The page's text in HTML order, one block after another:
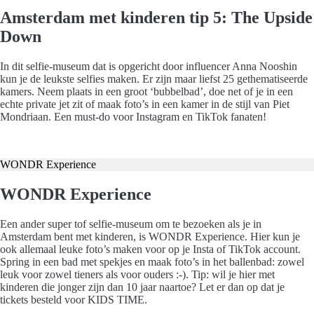
Amsterdam met kinderen tip 5: The Upside
Down
In dit selfie-museum dat is opgericht door influencer Anna Nooshin
kun je de leukste selfies maken. Er zijn maar liefst 25 gethematiseerde
kamers. Neem plaats in een groot ‘bubbelbad’, doe net of je in een
echte private jet zit of maak foto’s in een kamer in de stijl van Piet
Mondriaan. Een must-do voor Instagram en TikTok fanaten!
WONDR Experience
WONDR Experience
Een ander super tof selfie-museum om te bezoeken als je in
Amsterdam bent met kinderen, is WONDR Experience. Hier kun je
ook allemaal leuke foto’s maken voor op je Insta of TikTok account.
Spring in een bad met spekjes en maak foto’s in het ballenbad: zowel
leuk voor zowel tieners als voor ouders :-). Tip: wil je hier met
kinderen die jonger zijn dan 10 jaar naartoe? Let er dan op dat je
tickets besteld voor KIDS TIME.